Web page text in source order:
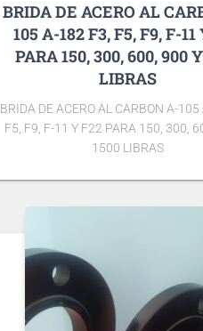
BRIDA DE ACERO AL
105 A-182 F3, F5, F9, F-11
PARA 150, 300, 600, 900
LIBRAS
BRIDA DE ACERO AL CARBON A-105
F5, F9, F-11 Y F22 PARA 150, 300,
1500 LIBRAS